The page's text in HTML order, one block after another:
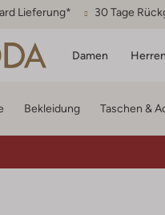
Lieferung* 30 Tage
Damen Herren
Bekleidung Taschen &